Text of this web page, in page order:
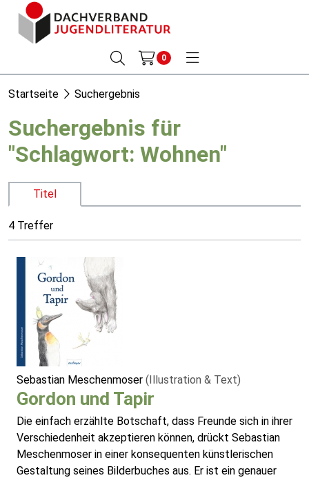
0
Startseite Suchergebnis
Suchergebnis für
"Schlagwort: Wohnen"
Titel
4 Treffer
Sebastian Meschenmoser (Illustration & Text)
Gordon und Tapir
Die einfach erzählte Botschaft, dass Freunde sich in ihrer
Verschiedenheit akzeptieren können, drückt Sebastian
Meschenmoser in einer konsequenten künstlerischen
Gestaltung seines Bilderbuches aus. Er ist ein genauer